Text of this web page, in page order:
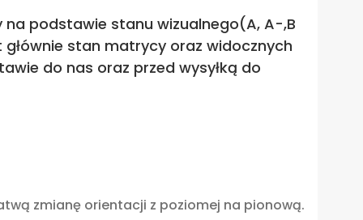
na podstawie stanu wizualnego(A, A-,B
stan matrycy oraz widocznych
do nas oraz przed wysyłką do
zmianę orientacji z poziomej na pionową.